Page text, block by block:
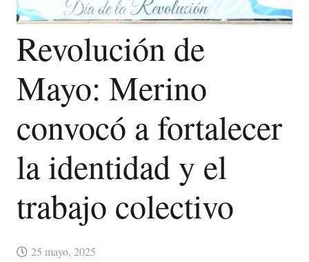
Revolución de
Mayo: Merino
convocó a fortalecer
la identidad y el
trabajo colectivo
25 mayo, 2025